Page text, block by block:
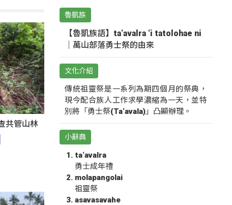
共管山林
魯凱族
【魯凱族語】ta‘avalra ‘i tatolohae ni
｜萬山部落勇士祭的由來
文化介紹
傳統祖靈祭是一系列為期四個月的祭典，
現今配合族人工作求學濃縮為一天，並特
別將「勇士祭(Ta‘avala)」凸顯辦理。
小辭典
ta‘avalra
勇士成年禮
molapangolai
祖靈祭
asavasavahe